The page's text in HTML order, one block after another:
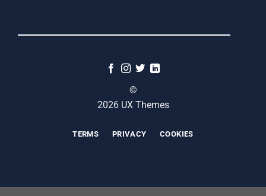
©
2026 UX Themes
TERMS PRIVACY COOKIES